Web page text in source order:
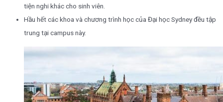
tiện nghi khác cho sinh viên.
Hầu hết các khoa và chương trình học của Đại học Sydney đều tập
trung tại campus này.